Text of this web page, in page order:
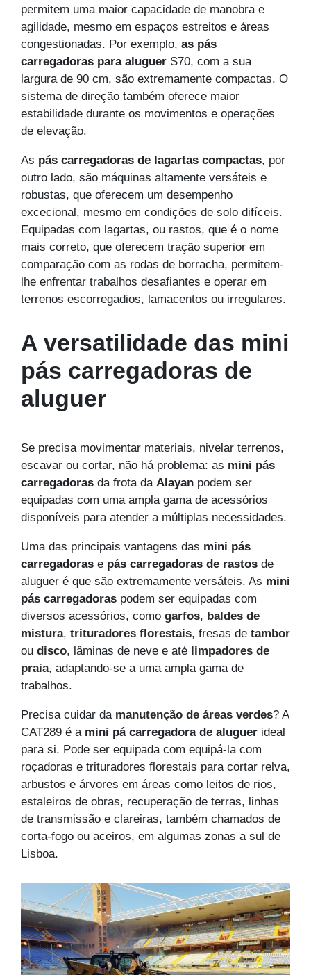
permitem uma maior capacidade de manobra e
agilidade, mesmo em espaços estreitos e áreas
congestionadas. Por exemplo, as pás
carregadoras para aluguer S70, com a sua
largura de 90 cm, são extremamente compactas. O
sistema de direção também oferece maior
estabilidade durante os movimentos e operações
de elevação.
As pás carregadoras de lagartas compactas, por
outro lado, são máquinas altamente versáteis e
robustas, que oferecem um desempenho
excecional, mesmo em condições de solo difíceis.
Equipadas com lagartas, ou rastos, que é o nome
mais correto, que oferecem tração superior em
comparação com as rodas de borracha, permitem-
lhe enfrentar trabalhos desafiantes e operar em
terrenos escorregadios, lamacentos ou irregulares.
A versatilidade das mini
pás carregadoras de
aluguer
Se precisa movimentar materiais, nivelar terrenos,
escavar ou cortar, não há problema: as mini pás
carregadoras da frota da Alayan podem ser
equipadas com uma ampla gama de acessórios
disponíveis para atender a múltiplas necessidades.
Uma das principais vantagens das mini pás
carregadoras e pás carregadoras de rastos de
aluguer é que são extremamente versáteis. As mini
pás carregadoras podem ser equipadas com
diversos acessórios, como garfos, baldes de
mistura, trituradores florestais, fresas de tambor
ou disco, lâminas de neve e até limpadores de
praia, adaptando-se a uma ampla gama de
trabalhos.
Precisa cuidar da manutenção de áreas verdes? A
CAT289 é a mini pá carregadora de aluguer ideal
para si. Pode ser equipada com equipá-la com
roçadoras e trituradores florestais para cortar relva,
arbustos e árvores em áreas como leitos de rios,
estaleiros de obras, recuperação de terras, linhas
de transmissão e clareiras, também chamados de
corta-fogo ou aceiros, em algumas zonas a sul de
Lisboa.